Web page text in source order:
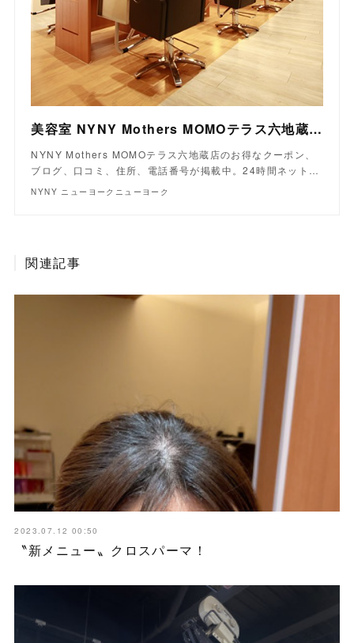
美容室 NYNY Mothers MOMOテラス六地蔵店｜ヘアサロン・美容院｜ニューヨークニューヨーク
NYNY Mothers MOMOテラス六地蔵店のお得なクーポン、
ブログ、口コミ、住所、電話番号が掲載中。24時間ネット…
NYNY ニューヨークニューヨーク
関連記事
2023.07.12 00:50
〝新メニュー〟クロスパーマ！